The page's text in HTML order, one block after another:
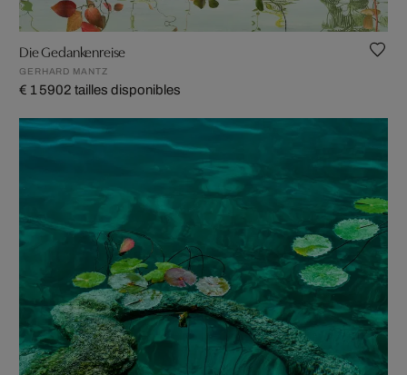
Die Gedankenreise
GERHARD MANTZ
€ 1 5902 tailles disponibles